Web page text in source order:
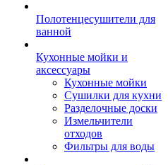
Полотенцесушители для
ванной
Кухонные мойки и
аксессуары
Кухонные мойки
Сушилки для кухни
Разделочные доски
Измельчители
отходов
Фильтры для воды